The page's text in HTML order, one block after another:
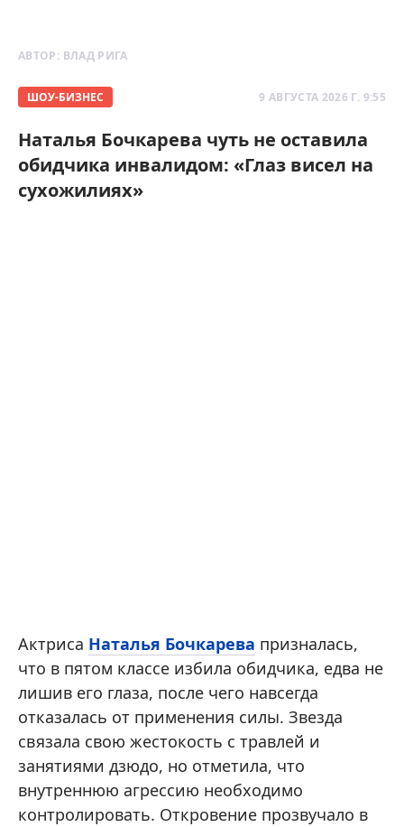
АВТОР: ВЛАД РИГА
ШОУ-БИЗНЕС 9 АВГУСТА 2026 Г. 9:55
Наталья Бочкарева чуть не оставила
обидчика инвалидом: «Глаз висел на
сухожилиях»
Актриса Наталья Бочкарева призналась,
что в пятом классе избила обидчика, едва не
лишив его глаза, после чего навсегда
отказалась от применения силы. Звезда
связала свою жестокость с травлей и
занятиями дзюдо, но отметила, что
внутреннюю агрессию необходимо
контролировать. Откровение прозвучало в